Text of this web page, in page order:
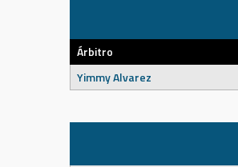
Árbitro
Yimmy Alvarez